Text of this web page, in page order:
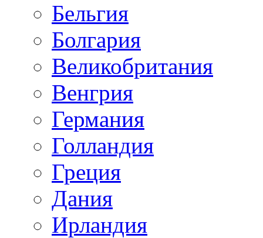
Бельгия
Болгария
Великобритания
Венгрия
Германия
Голландия
Греция
Дания
Ирландия